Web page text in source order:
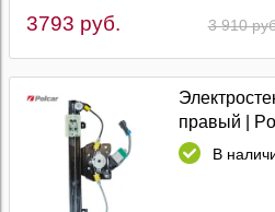
3 910
3793 руб.
правый |
В